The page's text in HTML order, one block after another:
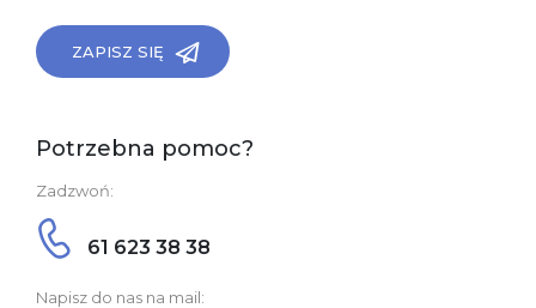
ZAPISZ SIĘ
Potrzebna pomoc?
Zadzwoń:
61 623 38 38
Napisz do nas na mail: